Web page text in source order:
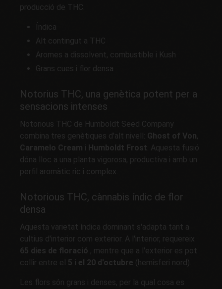
producció de THC.
Índica
Alt contingut a THC
Aromes a dissolvent, combustible i Kush
Grans cues i flor densa
Notorius THC, una genètica potent per a
sensacions intenses
Notorious THC de Humboldt Seed Company
combina tres genètiques d'alt nivell: Ghost of Von,
Caramelo Cream i Humboldt Frost. Aquesta fusió
dóna lloc a una planta vigorosa, productiva i amb un
perfil aromàtic ric i complex.
Notorious THC, cànnabis índic de flor
densa
Aquesta varietat índica dominant s'adapta tant a
cultius d'interior com exterior. A l'interior, requereix
65 dies de floració , mentre que a l'exterior es pot
collir entre el 5 i el 20 d'octubre (hemisferi nord).
Les flors són grans i denses, per la qual cosa es